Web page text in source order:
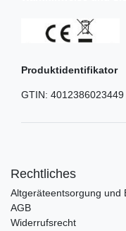
Produktidentifikator
GTIN: 4012386023449
Rechtliches
Altgeräteentsorgung und
AGB
Widerrufsrecht